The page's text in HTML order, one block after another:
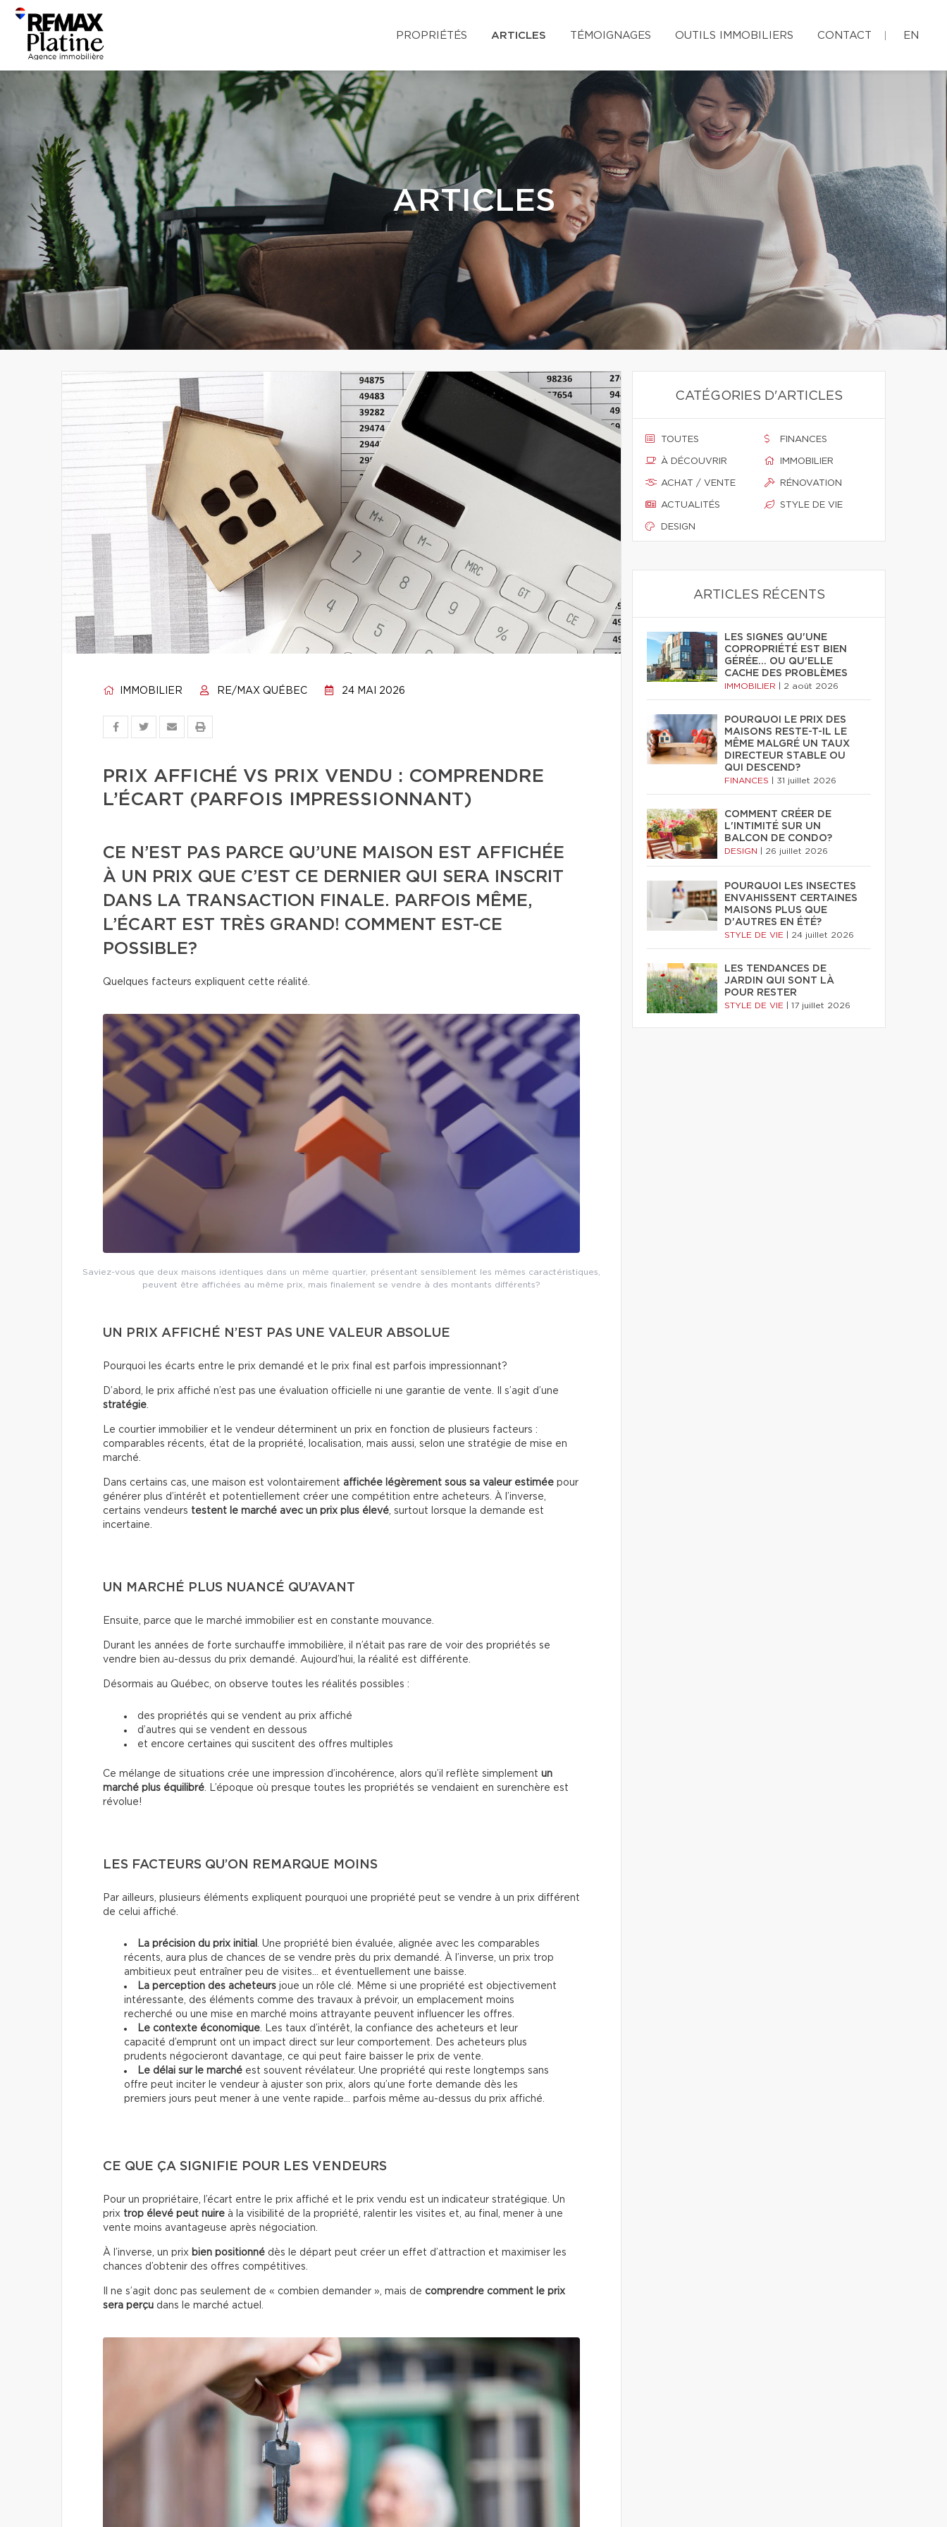
PROPRIÉTÉS ARTICLES TÉMOIGNAGES OUTILS IMMOBILIERS CONTACT EN
ARTICLES
IMMOBILIER RE/MAX QUÉBEC 24 MAI 2026
PRIX AFFICHÉ VS PRIX VENDU : COMPRENDRE
L’ÉCART (PARFOIS IMPRESSIONNANT)
CE N’EST PAS PARCE QU’UNE MAISON EST AFFICHÉE
À UN PRIX QUE C’EST CE DERNIER QUI SERA INSCRIT
DANS LA TRANSACTION FINALE. PARFOIS MÊME,
L’ÉCART EST TRÈS GRAND! COMMENT EST-CE
POSSIBLE?
Quelques facteurs expliquent cette réalité.
Saviez-vous que deux maisons identiques dans un même quartier, présentant sensiblement les mêmes caractéristiques,
peuvent être affichées au même prix, mais finalement se vendre à des montants différents?
UN PRIX AFFICHÉ N’EST PAS UNE VALEUR ABSOLUE
Pourquoi les écarts entre le prix demandé et le prix final est parfois impressionnant?
D’abord, le prix affiché n’est pas une évaluation officielle ni une garantie de vente. Il s’agit d’une
stratégie
Le courtier immobilier et le vendeur déterminent un prix en fonction de plusieurs facteurs :
comparables récents, état de la propriété, localisation, mais aussi, selon une stratégie de mise en
marché.
Dans certains cas, une maison est volontairement affichée légèrement sous sa valeur estimée pour
générer plus d’intérêt et potentiellement créer une compétition entre acheteurs. À l’inverse,
certains vendeurs testent le marché avec un prix plus élevé , surtout lorsque la demande est
incertaine.
UN MARCHÉ PLUS NUANCÉ QU’AVANT
Ensuite, parce que le marché immobilier est en constante mouvance.
Durant les années de forte surchauffe immobilière, il n’était pas rare de voir des propriétés se
vendre bien au-dessus du prix demandé. Aujourd’hui, la réalité est différente.
Désormais au Québec, on observe toutes les réalités possibles :
des propriétés qui se vendent au prix affiché
d’autres qui se vendent en dessous
et encore certaines qui suscitent des offres multiples
Ce mélange de situations crée une impression d’incohérence, alors qu’il reflète simplement un
marché plus équilibré . L’époque où presque toutes les propriétés se vendaient en surenchère est
révolue!
LES FACTEURS QU’ON REMARQUE MOINS
Par ailleurs, plusieurs éléments expliquent pourquoi une propriété peut se vendre à un prix différent
de celui affiché.
La précision du prix initial
. Une propriété bien évaluée, alignée avec les comparables
récents, aura plus de chances de se vendre près du prix demandé. À l’inverse, un prix trop
ambitieux peut entraîner peu de visites… et éventuellement une baisse.
La perception des acheteurs joue un rôle clé. Même si une propriété est objectivement
intéressante, des éléments comme des travaux à prévoir, un emplacement moins
recherché ou une mise en marché moins attrayante peuvent influencer les offres.
Le contexte économique . Les taux d’intérêt, la confiance des acheteurs et leur
capacité d’emprunt ont un impact direct sur leur comportement. Des acheteurs plus
prudents négocieront davantage, ce qui peut faire baisser le prix de vente.
Le délai sur le marché est souvent révélateur. Une propriété qui reste longtemps sans
offre peut inciter le vendeur à ajuster son prix, alors qu’une forte demande dès les
premiers jours peut mener à une vente rapide… parfois même au-dessus du prix affiché.
CE QUE ÇA SIGNIFIE POUR LES VENDEURS
Pour un propriétaire, l’écart entre le prix affiché et le prix vendu est un indicateur stratégique. Un
prix trop élevé peut nuire à la visibilité de la propriété, ralentir les visites et, au final, mener à une
vente moins avantageuse après négociation.
À l’inverse, un prix bien positionné dès le départ peut créer un effet d’attraction et maximiser les
chances d’obtenir des offres compétitives.
Il ne s’agit donc pas seulement de « combien demander », mais de comprendre comment le prix
sera perçu dans le marché actuel.
CATÉGORIES D'ARTICLES
TOUTES
À DÉCOUVRIR
ACHAT / VENTE
ACTUALITÉS
DESIGN
FINANCES
IMMOBILIER
RÉNOVATION
STYLE DE VIE
ARTICLES RÉCENTS
LES SIGNES QU'UNE
COPROPRIÉTÉ EST BIEN
GÉRÉE… OU QU'ELLE
CACHE DES PROBLÈMES
IMMOBILIER 2 août 2026
POURQUOI LE PRIX DES
MAISONS RESTE-T-IL LE
MÊME MALGRÉ UN TAUX
DIRECTEUR STABLE OU
QUI DESCEND?
FINANCES 31 juillet 2026
COMMENT CRÉER DE
L'INTIMITÉ SUR UN
BALCON DE CONDO?
DESIGN 26 juillet 2026
POURQUOI LES INSECTES
ENVAHISSENT CERTAINES
MAISONS PLUS QUE
D'AUTRES EN ÉTÉ?
STYLE DE VIE 24 juillet 2026
LES TENDANCES DE
JARDIN QUI SONT LÀ
POUR RESTER
STYLE DE VIE 17 juillet 2026